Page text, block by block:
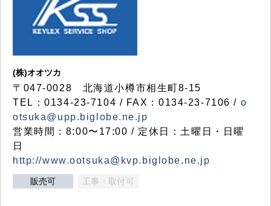
(株)オオツカ
〒047-0028 北海道小樽市相生町8-15
TEL：0134-23-7104 / FAX：0134-23-7106 / o
otsuka@upp.biglobe.ne.jp
営業時間：8:00〜17:00 / 定休日：土曜日・日曜
日
http://www.ootsuka@kvp.biglobe.ne.jp
販売可 工事・取付可